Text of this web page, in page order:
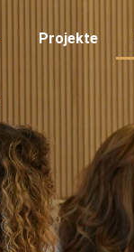
Projekte